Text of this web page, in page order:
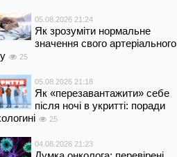
05.08.2026 21:24
Як зрозуміти нормальне
значення свого артеріального
25
05.08.2026 21:18
Як «перезавантажити» себе
після ночі в укритті: поради
25
04.08.2026 21:23